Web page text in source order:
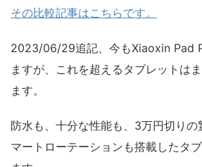
その比較記事はこちらです。
2023/06/29追記、今もXiaoxin Pad
ますが、これを超えるタブレットは
ます。
防水も、十分な性能も、3万円切りの
マートローテーションも搭載したタ